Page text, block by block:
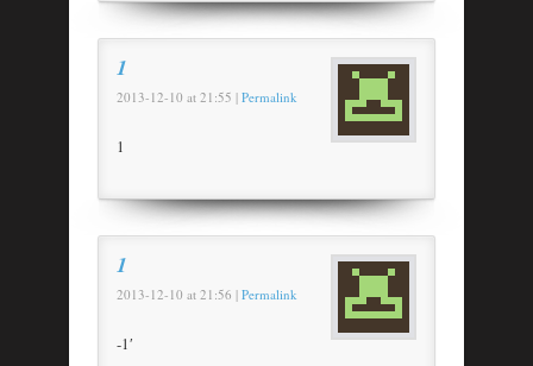
1
2013-12-10 at 21:55 | Permalink
1
1
2013-12-10 at 21:56 | Permalink
-1′